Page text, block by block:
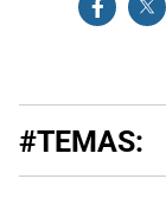
#TEMAS: